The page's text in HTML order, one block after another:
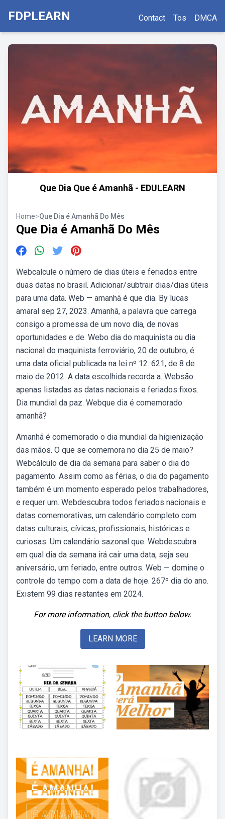
FDPLEARN Contact Tos DMCA
Que Dia Que é Amanhã - EDULEARN
Home>Que Dia é Amanhã Do Mês
Que Dia é Amanhã Do Mês
Webcalcule o número de dias úteis e feriados entre
duas datas no brasil. Adicionar/subtrair dias/dias úteis
para uma data. Web — amanhã é que dia. By lucas
amaral sep 27, 2023. Amanhã, a palavra que carrega
consigo a promessa de um novo dia, de novas
oportunidades e de. Webo dia do maquinista ou dia
nacional do maquinista ferroviário, 20 de outubro, é
uma data oficial publicada na lei nº 12. 621, de 8 de
maio de 2012. A data escolhida recorda a. Websão
apenas listadas as datas nacionais e feriados fixos.
Dia mundial da paz. Webque dia é comemorado
amanhã?
Amanhã é comemorado o dia mundial da higienização
das mãos. O que se comemora no dia 25 de maio?
Webcálculo de dia da semana para saber o dia do
pagamento. Assim como as férias, o dia do pagamento
também é um momento esperado pelos trabalhadores,
e requer um. Webdescubra todos feriados nacionais e
datas comemorativas, um calendário completo com
datas culturais, cívicas, profissionais, históricas e
curiosas. Um calendário sazonal que. Webdescubra
em qual dia da semana irá cair uma data, seja seu
aniversário, um feriado, entre outros. Web — domine o
controle do tempo com a data de hoje. 267º dia do ano.
Existem 99 dias restantes em 2024.
For more information, click the button below.
LEARN MORE